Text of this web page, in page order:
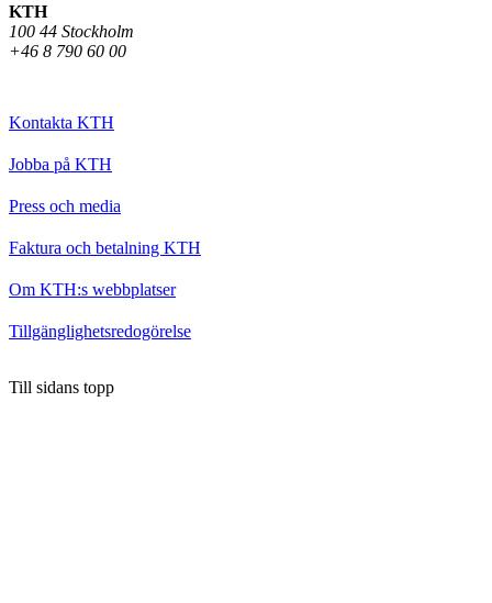
KTH
100 44 Stockholm
+46 8 790 60 00
Kontakta KTH
Jobba på KTH
Press och media
Faktura och betalning KTH
Om KTH:s webbplatser
Tillgänglighetsredogörelse
Till sidans topp